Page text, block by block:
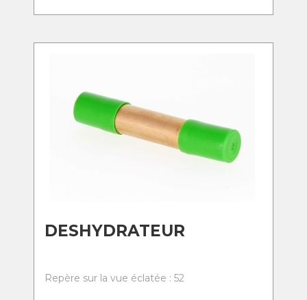
DESHYDRATEUR
Repère sur la vue éclatée : 52